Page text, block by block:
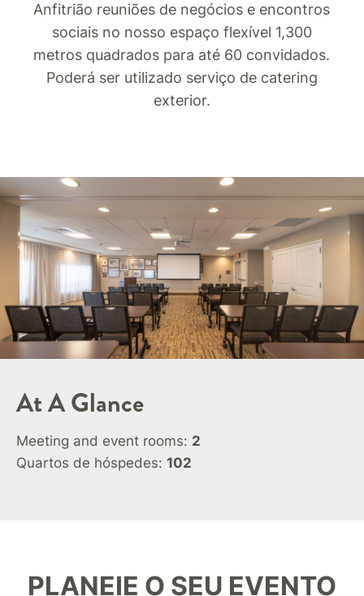
Anfitrião reuniões de negócios e encontros
sociais no nosso espaço flexível 1,300
metros quadrados para até 60 convidados.
Poderá ser utilizado serviço de catering
exterior.
At A Glance
Meeting and event rooms: 2
Quartos de hóspedes: 102
PLANEIE O SEU EVENTO